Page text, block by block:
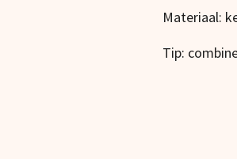
Materiaal:
Tip: